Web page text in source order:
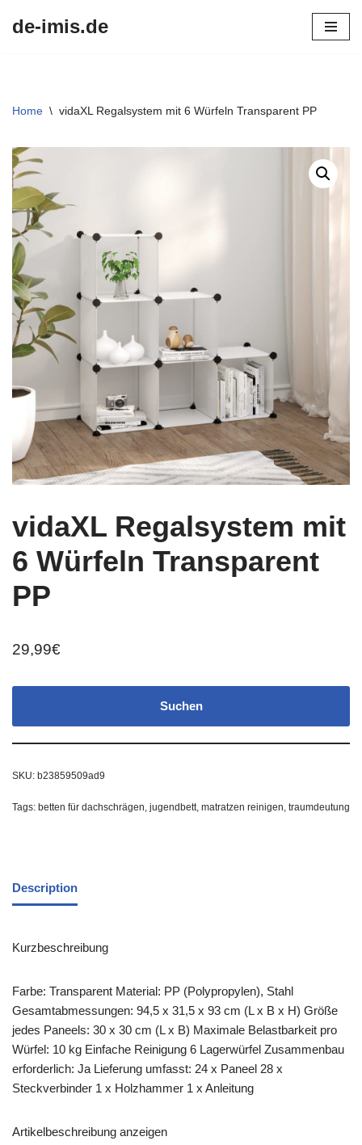
de-imis.de
Home \ vidaXL Regalsystem mit 6 Würfeln Transparent PP
vidaXL Regalsystem mit
6 Würfeln Transparent
PP
29,99€
Suchen
SKU: b23859509ad9
Tags: betten für dachschrägen, jugendbett, matratzen reinigen, traumdeutung
Description
Kurzbeschreibung
Farbe: Transparent Material: PP (Polypropylen), Stahl
Gesamtabmessungen: 94,5 x 31,5 x 93 cm (L x B x H) Größe
jedes Paneels: 30 x 30 cm (L x B) Maximale Belastbarkeit pro
Würfel: 10 kg Einfache Reinigung 6 Lagerwürfel Zusammenbau
erforderlich: Ja Lieferung umfasst: 24 x Paneel 28 x
Steckverbinder 1 x Holzhammer 1 x Anleitung
Artikelbeschreibung anzeigen